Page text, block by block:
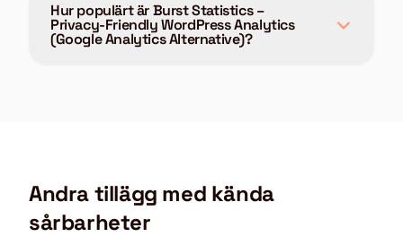
Hur populärt är Burst Statistics –
Privacy-Friendly WordPress Analytics
(Google Analytics Alternative)?
Andra tillägg med kända
sårbarheter